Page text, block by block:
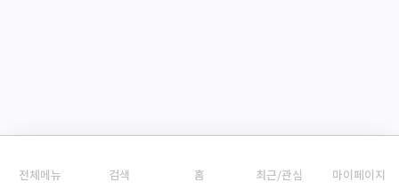
출발일변경
전체메뉴 검색 홈 최근/관심 마이페이지